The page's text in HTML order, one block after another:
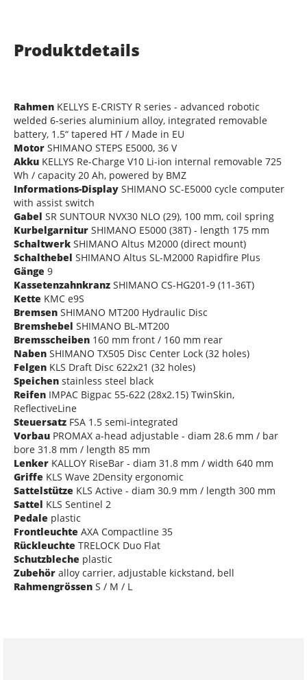
Produktdetails
Rahmen KELLYS E-CRISTY R series - advanced robotic
welded 6-series aluminium alloy, integrated removable
battery, 1.5“ tapered HT / Made in EU
Motor SHIMANO STEPS E5000, 36 V
Akku KELLYS Re-Charge V10 Li-ion internal removable 725
Wh / capacity 20 Ah, powered by BMZ
Informations-Display SHIMANO SC-E5000 cycle computer
with assist switch
Gabel SR SUNTOUR NVX30 NLO (29), 100 mm, coil spring
Kurbelgarnitur SHIMANO E5000 (38T) - length 175 mm
Schaltwerk SHIMANO Altus M2000 (direct mount)
Schalthebel SHIMANO Altus SL-M2000 Rapidfire Plus
Gänge 9
Kassetenzahnkranz SHIMANO CS-HG201-9 (11-36T)
Kette KMC e9S
Bremsen SHIMANO MT200 Hydraulic Disc
Bremshebel SHIMANO BL-MT200
Bremsscheiben 160 mm front / 160 mm rear
Naben SHIMANO TX505 Disc Center Lock (32 holes)
Felgen KLS Draft Disc 622x21 (32 holes)
Speichen stainless steel black
Reifen IMPAC Bigpac 55-622 (28x2.15) TwinSkin,
ReflectiveLine
Steuersatz FSA 1.5 semi-integrated
Vorbau PROMAX a-head adjustable - diam 28.6 mm / bar
bore 31.8 mm / length 85 mm
Lenker KALLOY RiseBar - diam 31.8 mm / width 640 mm
Griffe KLS Wave 2Density ergonomic
Sattelstütze KLS Active - diam 30.9 mm / length 300 mm
Sattel KLS Sentinel 2
Pedale plastic
Frontleuchte AXA Compactline 35
Rückleuchte TRELOCK Duo Flat
Schutzbleche plastic
Zubehör alloy carrier, adjustable kickstand, bell
Rahmengrössen S / M / L